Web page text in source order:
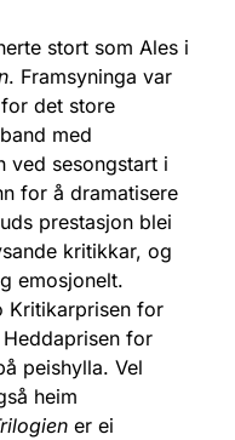
stort som Ales i
. Framsyninga var
det store
med
ved sesongstart i
for å dramatisere
prestasjon blei
kritikkar, og
emosjonelt.
Kritikarprisen for
for
peishylla. Vel
heim
er ei